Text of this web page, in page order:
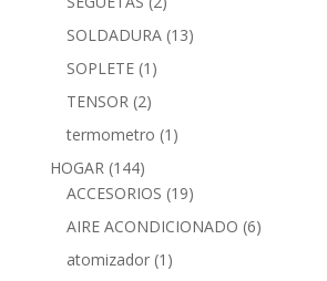
SOLDADURA (13)
SOPLETE (1)
TENSOR (2)
termometro (1)
HOGAR (144)
ACCESORIOS (19)
AIRE ACONDICIONADO (6)
atomizador (1)